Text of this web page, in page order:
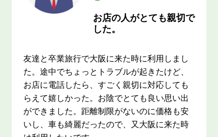
お店の人がとても親切で
した。
友達と卒業旅行で大阪に来た時に利用しまし
た。途中でちょっとトラブルが起きたけど、
お店に電話したら、すごく親切に対応しても
らえて嬉しかった。お陰でとても良い思い出
ができました。距離制限がないのに価格も安
いし、車も綺麗だったので、又大阪に来た時